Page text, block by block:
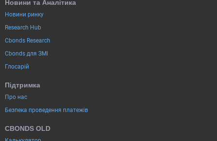
Новини та Аналітика
Новини ринку
Research Hub
Cbonds Research
Cbonds для ЗМІ
Глосарій
Підтримка
Про нас
Безпека проведення платежів
CBONDS OLD